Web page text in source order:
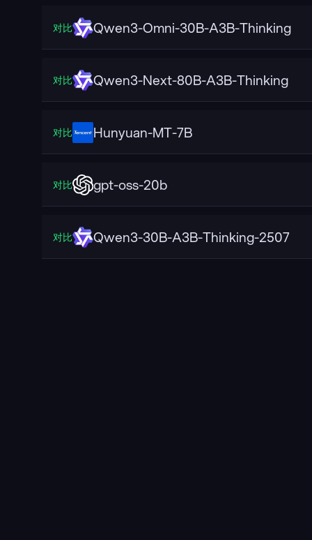
对比 Qwen3-Omni-30B-A3B-Thinking
对比 Qwen3-Next-80B-A3B-Thinking
对比 Hunyuan-MT-7B
对比 gpt-oss-20b
对比 Qwen3-30B-A3B-Thinking-2507